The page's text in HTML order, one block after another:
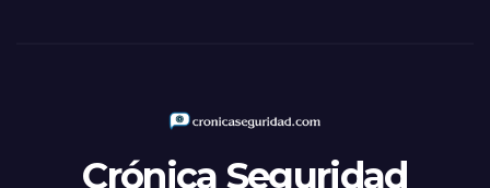
Crónica Seguridad